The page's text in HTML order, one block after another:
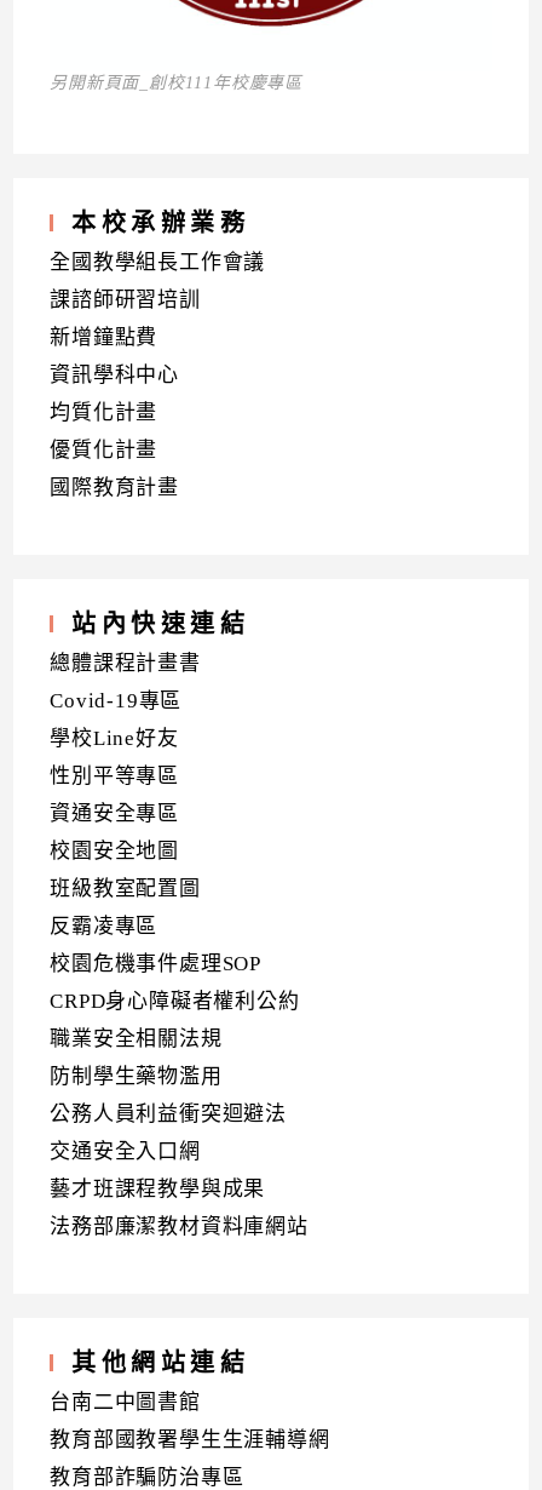
另開新頁面_創校111年校慶專區
本校承辦業務
全國教學組長工作會議
課諮師研習培訓
新增鐘點費
資訊學科中心
均質化計畫
優質化計畫
國際教育計畫
站內快速連結
總體課程計畫書
Covid-19專區
學校Line好友
性別平等專區
資通安全專區
校園安全地圖
班級教室配置圖
反霸凌專區
校園危機事件處理SOP
CRPD身心障礙者權利公約
職業安全相關法規
防制學生藥物濫用
公務人員利益衝突迴避法
交通安全入口網
藝才班課程教學與成果
法務部廉潔教材資料庫網站
其他網站連結
台南二中圖書館
教育部國教署學生生涯輔導網
教育部詐騙防治專區